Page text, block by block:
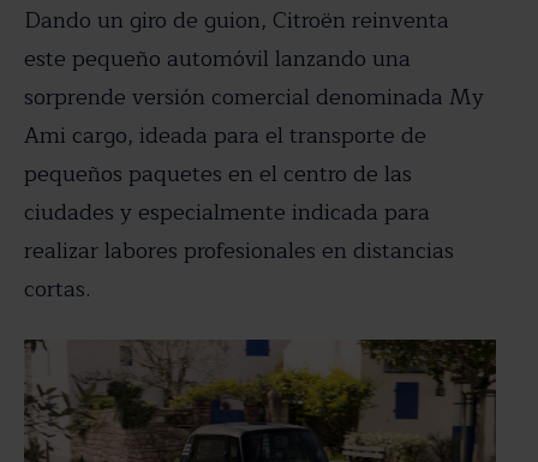
Dando un giro de guion, Citroën reinventa
este pequeño automóvil lanzando una
sorprende versión comercial denominada My
Ami cargo, ideada para el transporte de
pequeños paquetes en el centro de las
ciudades y especialmente indicada para
realizar labores profesionales en distancias
cortas.